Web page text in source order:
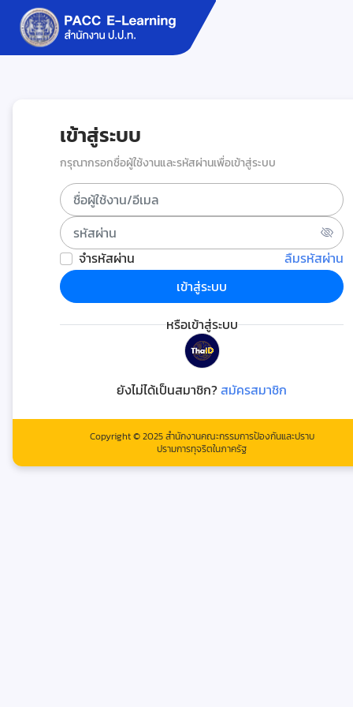
เข้าสู่ระบบ
กรุณากรอกชื่อผู้ใช้งานและรหัสผ่านเพื่อเข้าสู่ระบบ
จำรหัสผ่าน ลืมรหัสผ่าน
หรือเข้าสู่ระบบ
ยังไม่ได้เป็นสมาชิก?สมัครสมาชิก
Copyright © 2025 สำนักงานคณะกรรมการป้องกันและปราบ
ปรามการทุจริตในภาครัฐ